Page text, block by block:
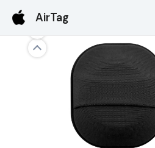
contenu
AirTag